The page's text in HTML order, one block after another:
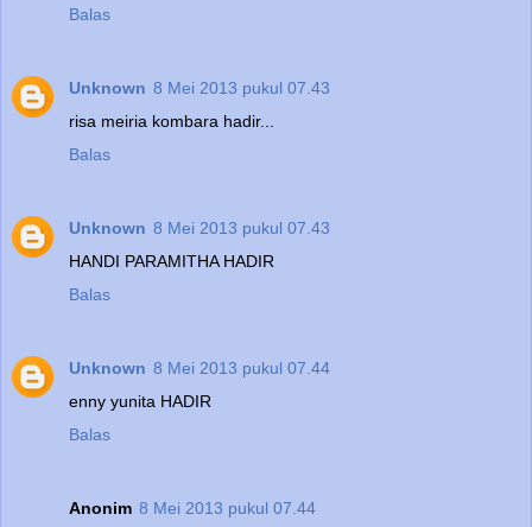
Balas
Unknown 8 Mei 2013 pukul 07.43
risa meiria kombara hadir...
Balas
Unknown 8 Mei 2013 pukul 07.43
HANDI PARAMITHA HADIR
Balas
Unknown 8 Mei 2013 pukul 07.44
enny yunita HADIR
Balas
Anonim 8 Mei 2013 pukul 07.44